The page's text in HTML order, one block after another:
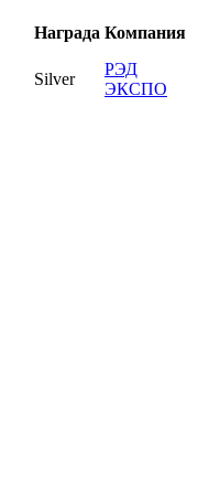
Награда Компания
Silver
РЭД
ЭКСПО